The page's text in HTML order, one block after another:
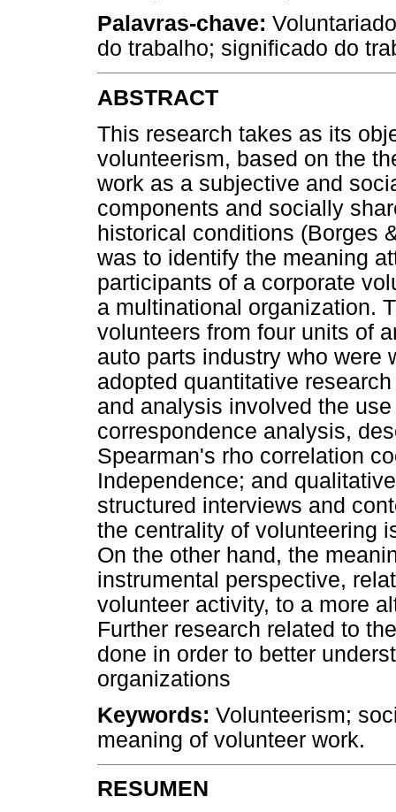
Palavras-chave:
do trabalho; significado do
ABSTRACT
This research takes as its
volunteerism, based on the
work as a subjective and
components and socially
historical conditions (Borges
was to identify the meaning
participants of a corporate
a multinational organization.
volunteers from four units of
auto parts industry who were
adopted quantitative
and analysis involved the
correspondence analysis,
Spearman's rho correlation
Independence; and
structured interviews and
the centrality of volunteering
On the other hand, the
instrumental perspective,
volunteer activity, to a more
Further research related to
done in order to better
organizations
Keywords: Volunteerism;
meaning of volunteer work.
RESUMEN